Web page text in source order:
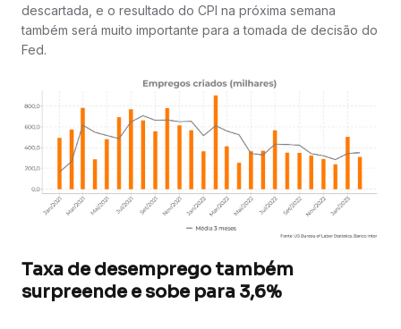
descartada, e o resultado do CPI na próxima semana
também será muito importante para a tomada de decisão do
Fed.
Taxa de desemprego também
surpreende e sobe para 3,6%